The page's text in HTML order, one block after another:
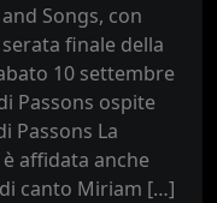
Songs, con
finale della
10 settembre
Passons ospite
Passons La
affidata anche
canto Miriam […]